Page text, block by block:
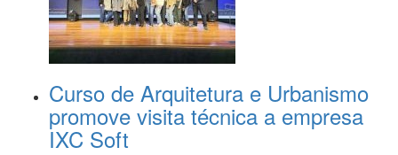
Curso de Arquitetura e Urbanismo
promove visita técnica a empresa
IXC Soft